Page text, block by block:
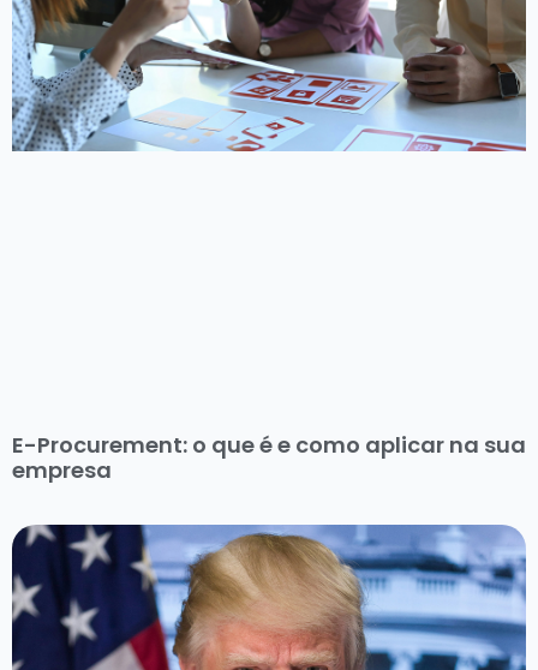
E-Procurement: o que é e como aplicar na sua
empresa